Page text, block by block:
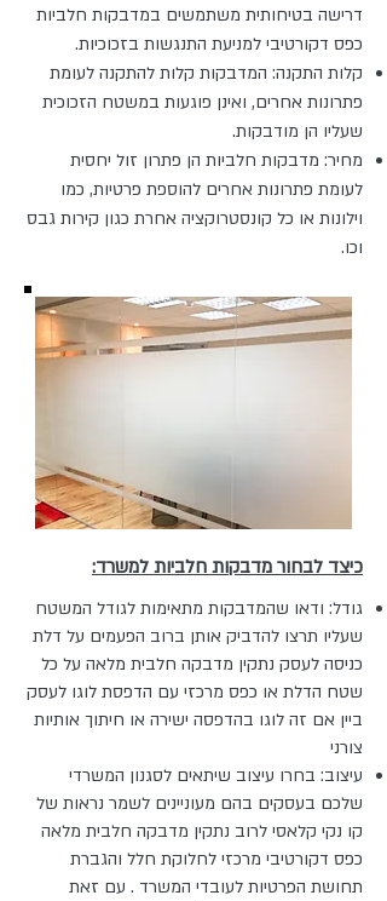
דרישה בטיחותית משתמשים במדבקות חלביות
כפס דקורטיבי למניעת התנגשות בזכוכיות.
קלות התקנה: המדבקות קלות להתקנה לעומת
פתרונות אחרים, ואינן פוגעות במשטח הזכוכית
שעליו הן מודבקות.
מחיר: מדבקות חלביות הן פתרון זול יחסית
לעומת פתרונות אחרים להוספת פרטיות, כמו
וילונות או כל קונסטרוקציה אחרת כגון קירות גבס
וכו.
כיצד לבחור מדבקות חלביות למשרד:
גודל: ודאו שהמדבקות מתאימות לגודל המשטח
שעליו תרצו להדביק אותן ברוב הפעמים על דלת
כניסה לעסק נתקין מדבקה חלבית מלאה על כל
שטח הדלת או כפס מרכזי עם הדפסת לוגו לעסק
ביין אם זה לוגו בהדפסה ישירה או חיתוך אותיות
צורני
עיצוב: בחרו עיצוב שיתאים לסגנון המשרדי
שלכם בעסקים בהם מעוניינים לשמר נראות של
קו נקי קלאסי לרוב נתקין מדבקה חלבית מלאה
כפס דקורטיבי מרכזי לחלוקת חלל והגברת
תחושת הפרטיות לעובדי המשרד . עם זאת